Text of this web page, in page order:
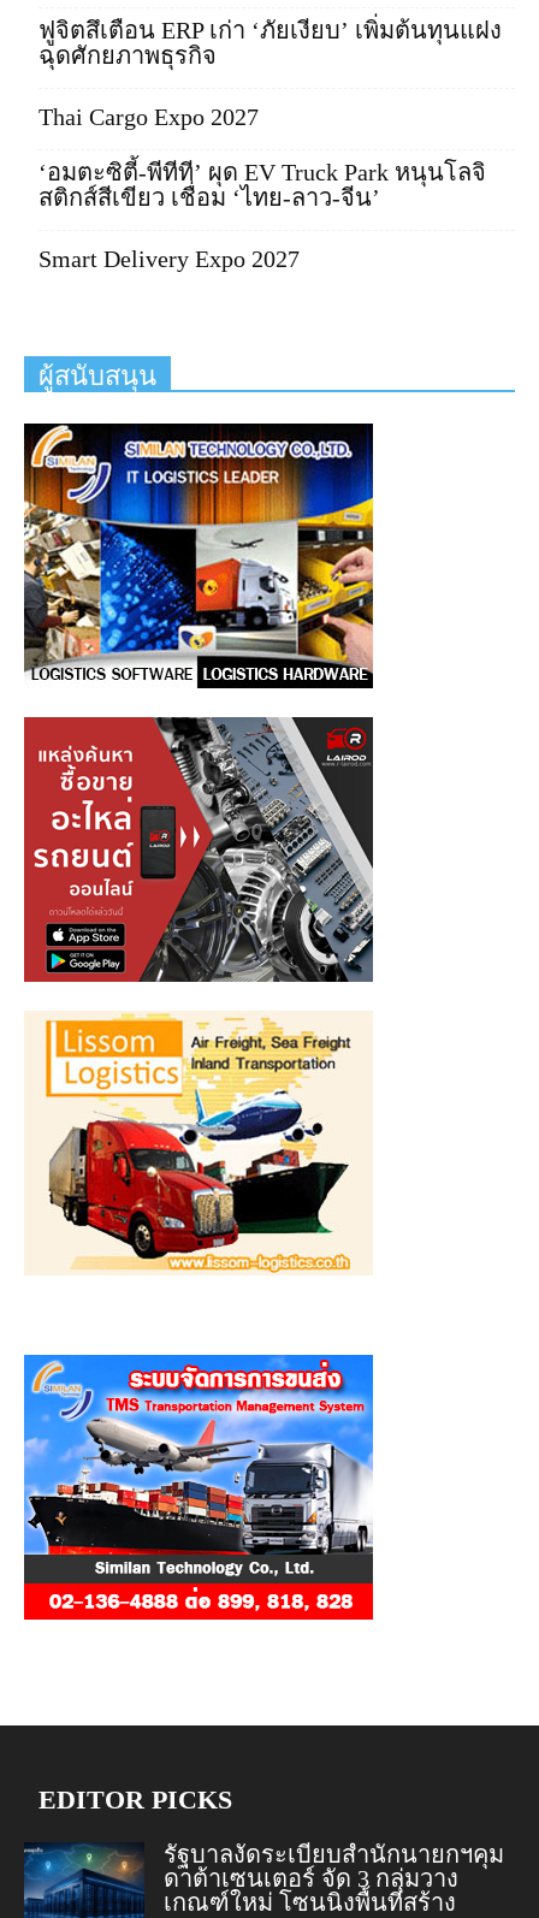
ฟูจิตสึเตือน ERP เก่า ‘ภัยเงียบ’ เพิ่มต้นทุนแฝง
ฉุดศักยภาพธุรกิจ
Thai Cargo Expo 2027
‘อมตะซิตี้-พีทีที’ ผุด EV Truck Park หนุนโลจิ
สติกส์สีเขียว เชื่อม ‘ไทย-ลาว-จีน’
Smart Delivery Expo 2027
ผู้สนับสนุน
EDITOR PICKS
รัฐบาลงัดระเบียบสำนักนายกฯคุม
ดาต้าเซนเตอร์ จัด 3 กลุ่มวาง
เกณฑ์ใหม่ โซนนิ่งพื้นที่สร้าง